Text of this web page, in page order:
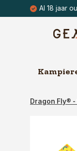
Al 18 jaar
Dragon Fly® -